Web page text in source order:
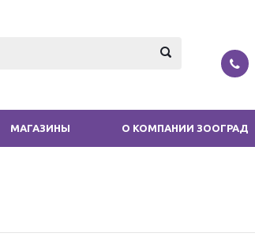
МАГАЗИНЫ О КОМПАНИИ ЗООГРАД